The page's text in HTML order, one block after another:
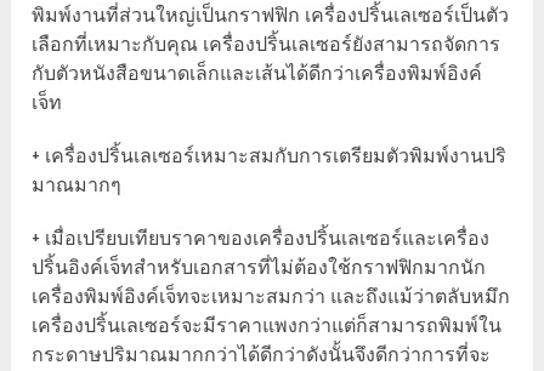
พิมพ์งานที่ส่วนใหญ่เป็นกราฟฟิก เครื่องปริ้นเลเซอร์เป็นตัว
เลือกที่เหมาะกับคุณ เครื่องปริ้นเลเซอร์ยังสามารถจัดการ
กับตัวหนังสือขนาดเล็กและเส้นได้ดีกว่าเครื่องพิมพ์อิงค์
เจ็ท
+ เครื่องปริ้นเลเซอร์เหมาะสมกับการเตรียมตัวพิมพ์งานปริ
มาณมากๆ
+ เมื่อเปรียบเทียบราคาของเครื่องปริ้นเลเซอร์และเครื่อง
ปริ้นอิงค์เจ็ทสำหรับเอกสารที่ไม่ต้องใช้กราฟฟิกมากนัก
เครื่องพิมพ์อิงค์เจ็ทจะเหมาะสมกว่า และถึงแม้ว่าตลับหมึก
เครื่องปริ้นเลเซอร์จะมีราคาแพงกว่าแต่ก็สามารถพิมพ์ใน
กระดาษปริมาณมากกว่าได้ดีกว่าดังนั้นจึงดีกว่าการที่จะ